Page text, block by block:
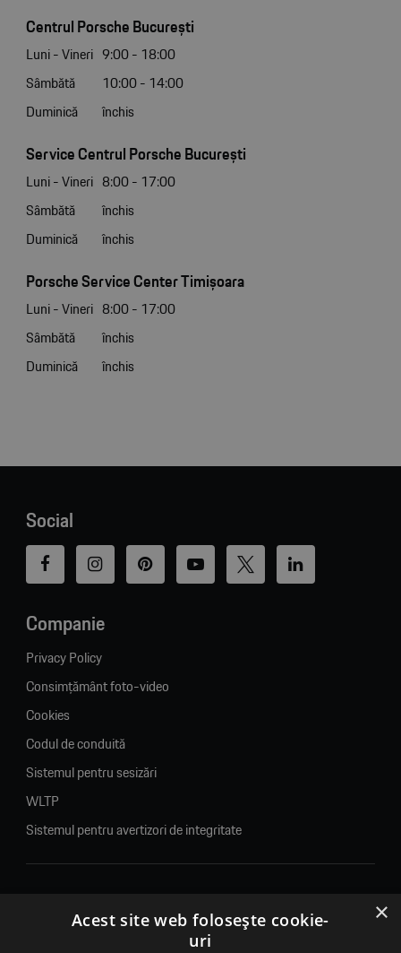
Centrul Porsche București
Luni - Vineri 9:00 - 18:00
Sâmbătă
10:00 - 14:00
Duminică
închis
Service Centrul Porsche București
Luni - Vineri 8:00 - 17:00
Sâmbătă
închis
Duminică
închis
Porsche Service Center Timișoara
Luni - Vineri 8:00 - 17:00
Sâmbătă
închis
Duminică
închis
Social
Companie
Privacy Policy
Consimțământ foto-video
Cookies
Codul de conduită
Sistemul pentru sesizări
WLTP
Sistemul pentru avertizori de integritate
© 2026. Porsche Inter Auto Romania. Toate drepturile rezervate. ×
Acest site web folosește cookie-
uri